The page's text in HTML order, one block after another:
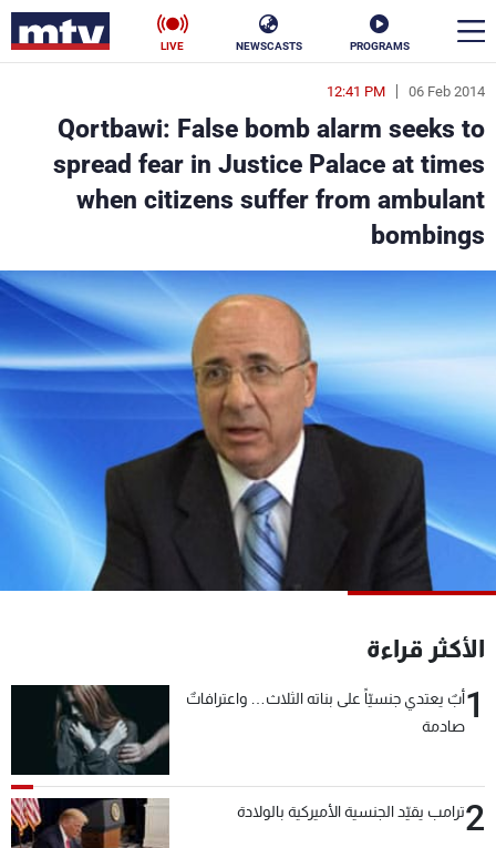
PROGRAMS
NEWSCASTS
LIVE
06 Feb 2014
12:41 PM
Qortbawi: False bomb alarm seeks to
spread fear in Justice Palace at times
when citizens suffer from ambulant
bombings
الأكثر قراءة
1أبٌ يعتدي جنسيّاً على بناته الثلاث… واعترافاتٌ
صادمة
2ترامب يقيّد الجنسية الأميركية بالولادة
en
الأخبار
سياسة ناس
إقتصاد
منوعات رياضة
كأس العالم
جدول البرامج
شاهد البرامج
الترددات
الإنـتـاج
سياسة الخصوصية